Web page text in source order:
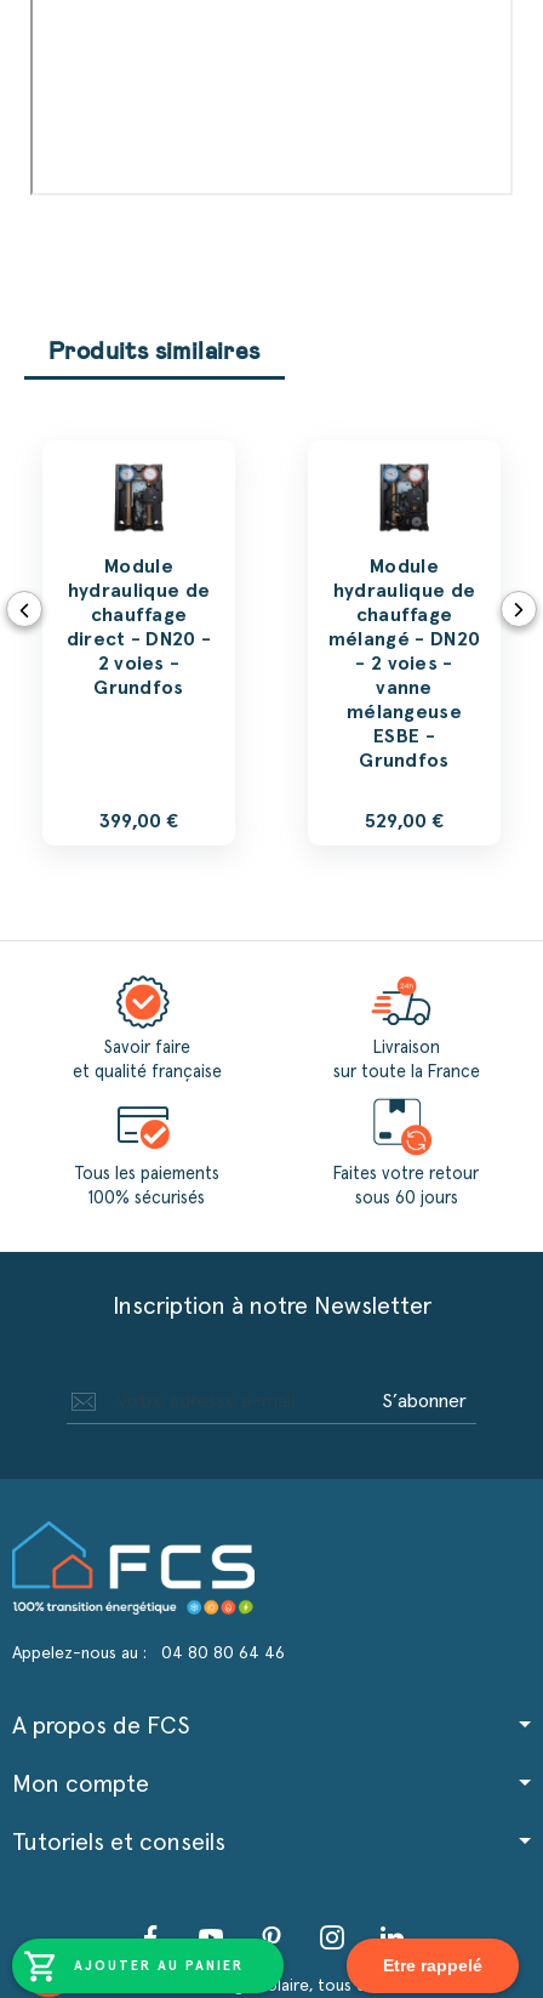
Etre rappelé
shopping_cart AJOUTER AU PANIER
Produits similaires
Module
hydraulique de
chauffage
direct - DN20 -
2 voies -
Grundfos
399,00 €
Module
hydraulique de
chauffage
mélangé - DN20
- 2 voies -
vanne
mélangeuse
ESBE -
Grundfos
529,00 €
Savoir faire
et qualité française
Tous les paiements
100% sécurisés
Livraison
sur toute la France
Faites votre retour
sous 60 jours
Inscription à notre Newsletter
S’abonner
Appelez-nous au : 04 80 80 64 46
A propos de FCS
Mon compte
Tutoriels et conseils
FacebookYouTube PinterestInstagram
2024 France Chauffage Solaire, tous droits réservés